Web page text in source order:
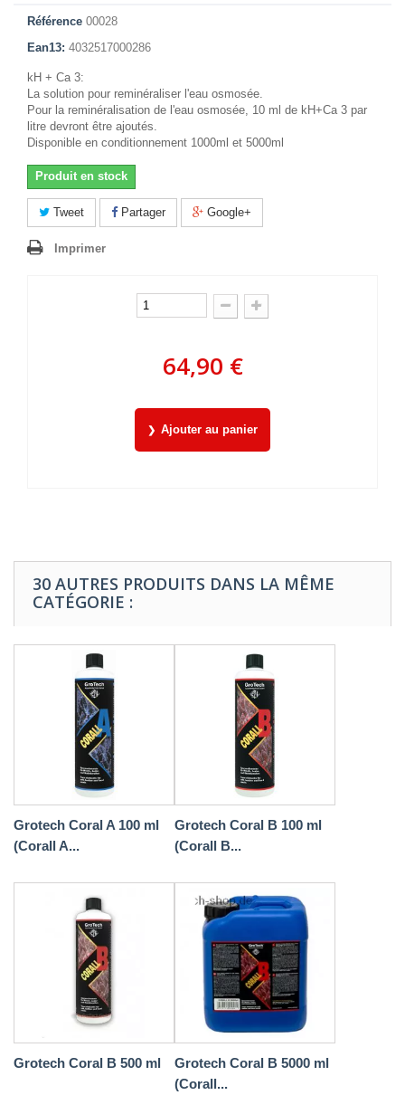
Référence 00028
Ean13: 4032517000286
kH + Ca 3:
La solution pour reminéraliser l'eau osmosée.
Pour la reminéralisation de l'eau osmosée, 10 ml de kH+Ca 3 par
litre devront être ajoutés.
Disponible en conditionnement 1000ml et 5000ml
Produit en stock
Tweet Partager Google+
Imprimer
64,90 €
Ajouter au panier
30 AUTRES PRODUITS DANS LA MÊME
CATÉGORIE :
Grotech Coral A 100 ml
(Corall A...
Grotech Coral B 100 ml
(Corall B...
Grotech Coral B 500 ml
Grotech Coral B 5000 ml
(Corall...